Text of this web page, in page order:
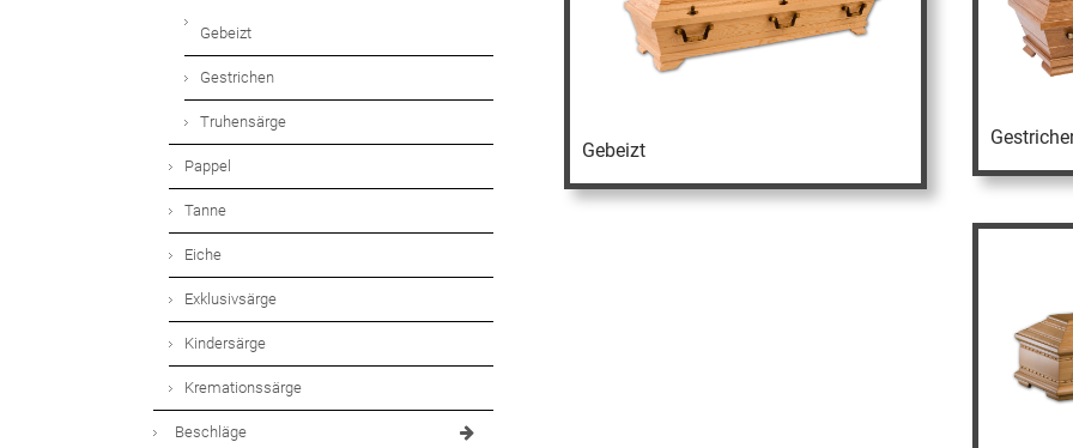
Gebeizt
Gebeizt
Gestrichen
Truhensärge
Pappel
Tanne
Eiche
Exklusivsärge
Kindersärge
Kremationssärge
Beschläge